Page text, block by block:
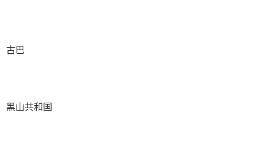
古巴
黑山共和国